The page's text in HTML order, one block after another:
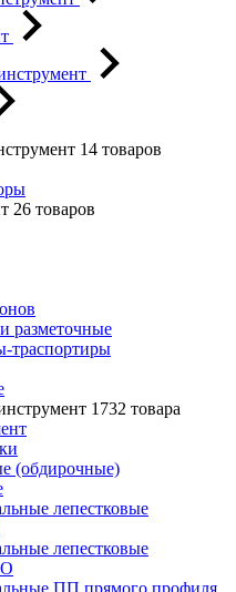
14 товаров
26 товаров
разметочные
траспортиры
1732 товара
(обдирочные)
лепестковые
лепестковые
ПП прямого профиля